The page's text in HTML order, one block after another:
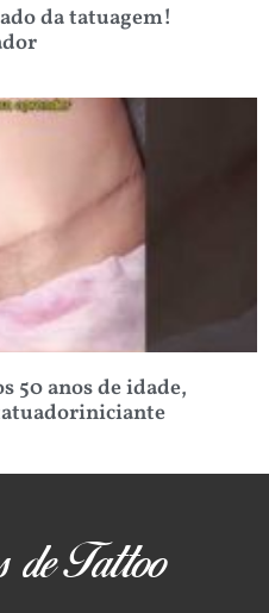
da tatuagem!
50 anos de idade,
de Tattoo